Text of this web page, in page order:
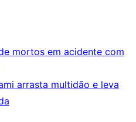
mortos em acidente com
arrasta multidão e leva